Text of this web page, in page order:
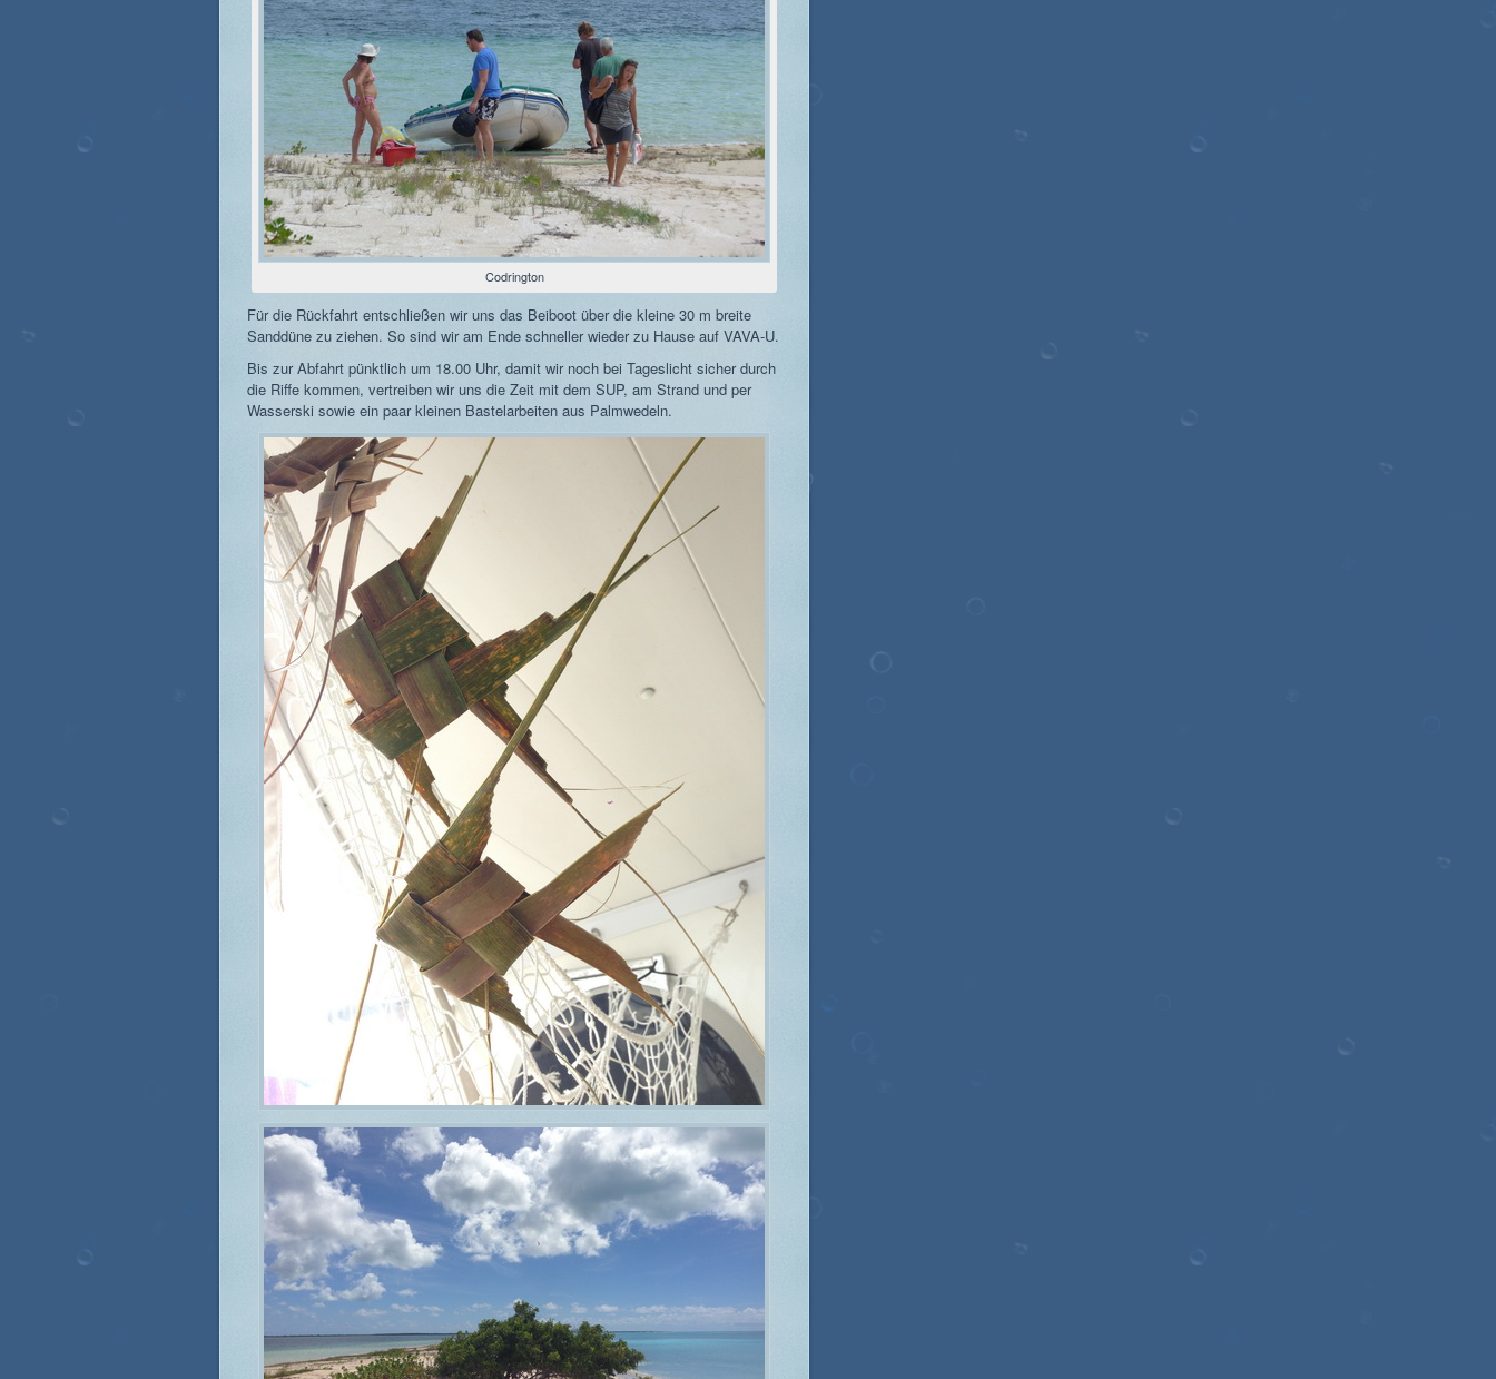
Codrington
Für die Rückfahrt entschließen wir uns das Beiboot über die kleine 30 m breite
Sanddüne zu ziehen. So sind wir am Ende schneller wieder zu Hause auf VAVA-U.
Bis zur Abfahrt pünktlich um 18.00 Uhr, damit wir noch bei Tageslicht sicher durch
die Riffe kommen, vertreiben wir uns die Zeit mit dem SUP, am Strand und per
Wasserski sowie ein paar kleinen Bastelarbeiten aus Palmwedeln.